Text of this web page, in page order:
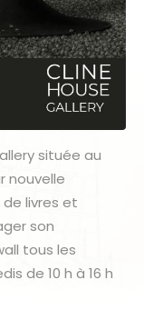
située au
nouvelle
de livres et
son
tous les
de 10 h à 16 h